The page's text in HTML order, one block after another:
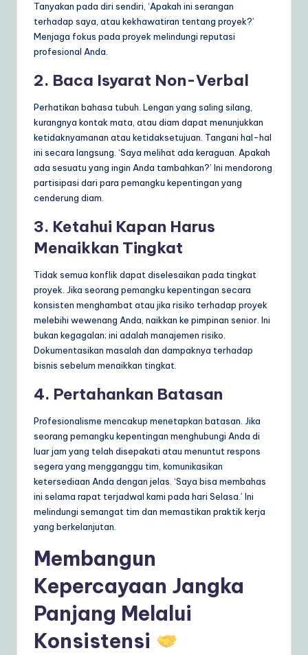
Tanyakan pada diri sendiri, ‘Apakah ini serangan
terhadap saya, atau kekhawatiran tentang proyek?’
Menjaga fokus pada proyek melindungi reputasi
profesional Anda.
2. Baca Isyarat Non-Verbal
Perhatikan bahasa tubuh. Lengan yang saling silang,
kurangnya kontak mata, atau diam dapat menunjukkan
ketidaknyamanan atau ketidaksetujuan. Tangani hal-hal
ini secara langsung. ‘Saya melihat ada keraguan. Apakah
ada sesuatu yang ingin Anda tambahkan?’ Ini mendorong
partisipasi dari para pemangku kepentingan yang
cenderung diam.
3. Ketahui Kapan Harus
Menaikkan Tingkat
Tidak semua konflik dapat diselesaikan pada tingkat
proyek. Jika seorang pemangku kepentingan secara
konsisten menghambat atau jika risiko terhadap proyek
melebihi wewenang Anda, naikkan ke pimpinan senior. Ini
bukan kegagalan; ini adalah manajemen risiko.
Dokumentasikan masalah dan dampaknya terhadap
bisnis sebelum menaikkan tingkat.
4. Pertahankan Batasan
Profesionalisme mencakup menetapkan batasan. Jika
seorang pemangku kepentingan menghubungi Anda di
luar jam yang telah disepakati atau menuntut respons
segera yang mengganggu tim, komunikasikan
ketersediaan Anda dengan jelas. ‘Saya bisa membahas
ini selama rapat terjadwal kami pada hari Selasa.’ Ini
melindungi semangat tim dan memastikan praktik kerja
yang berkelanjutan.
Membangun
Kepercayaan Jangka
Panjang Melalui
Konsistensi